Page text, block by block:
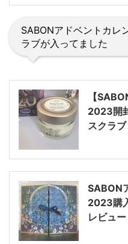
SABONアドベントカ
ラブが入ってました
【
2023開
スクラブ
SABON
2023購
レビュー